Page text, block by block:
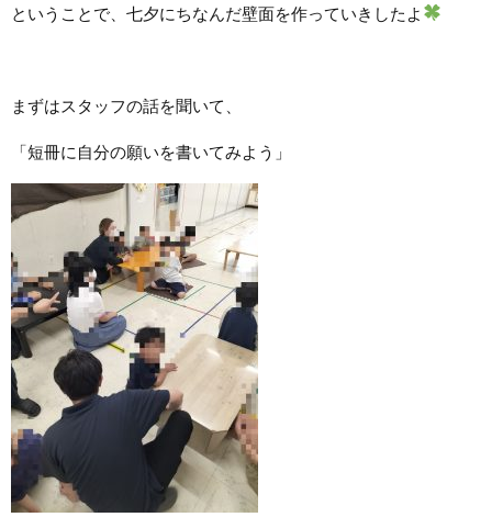
ということで、七夕にちなんだ壁面を作っていきしたよ
まずはスタッフの話を聞いて、
「短冊に自分の願いを書いてみよう」